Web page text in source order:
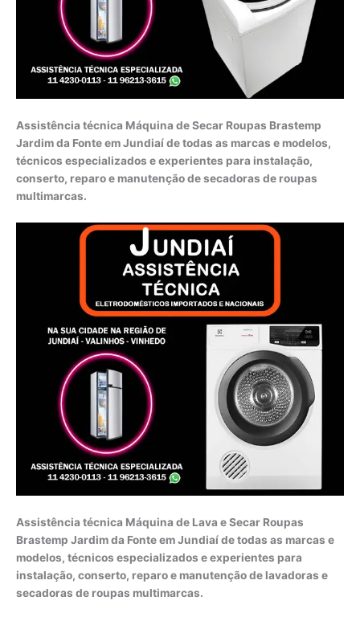
Assistência técnica Máquina de Secar Roupas Brastemp
Jardim da Fonte em Jundiaí de todas as marcas e modelos,
técnicos especializados e experientes para instalação,
conserto, reparo e manutenção de secadoras de roupas
multimarcas.
Assistência técnica Máquina de Lava e Secar Roupas
Brastemp Jardim da Fonte em Jundiaí de todas as marcas e
modelos, técnicos especializados e experientes para
instalação, conserto, reparo e manutenção de lavadoras e
secadoras de roupas multimarcas.